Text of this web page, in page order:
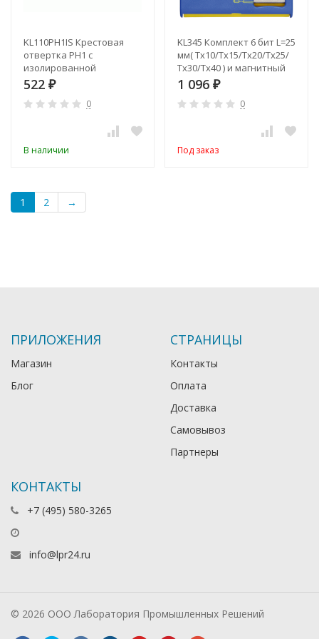
KL110PH1IS Крестовая
отвертка PH1 с
изолированной
рукояткой (VDE до 1000В)
522 ₽
0
В наличии
KL345 Комплект 6 бит L=25
мм( Тх10/Тх15/Тх20/Тх25/
Тх30/Тх40 ) и магнитный
битодержатель, артикул
klkKL345
1 096 ₽
0
Под заказ
1 2 →
ПРИЛОЖЕНИЯ
Магазин
Блог
СТРАНИЦЫ
Контакты
Оплата
Доставка
Самовывоз
Партнеры
КОНТАКТЫ
+7 (495) 580-3265
info@lpr24.ru
© 2026 ООО Лаборатория Промышленных Решений